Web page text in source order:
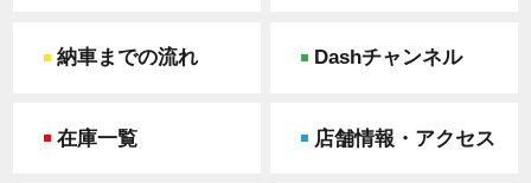
納車までの流れ Dashチャンネル
在庫一覧 店舗情報・アクセス